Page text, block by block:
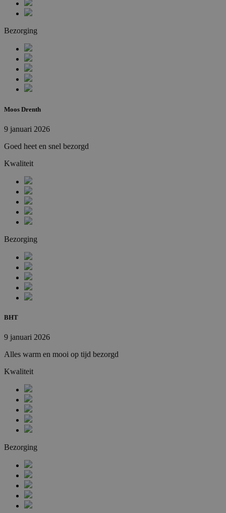
Bezorging
Moos Drenth
9 januari 2026
Goed heet en snel bezorgd
Kwaliteit
Bezorging
BHT
9 januari 2026
Alles warm en mooi op tijd bezorgd
Kwaliteit
Bezorging